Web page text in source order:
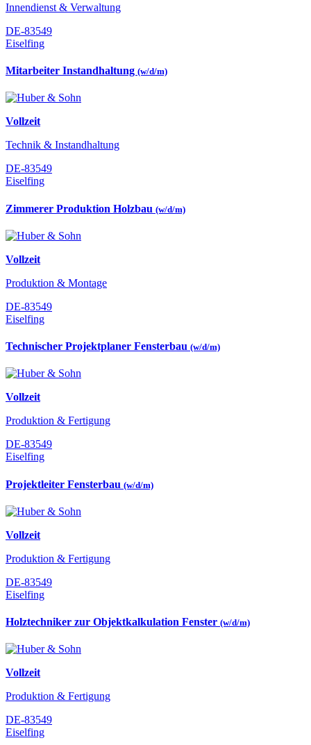
Innendienst & Verwaltung
DE-83549
Eiselfing
Mitarbeiter Instandhaltung (w/d/m)
Vollzeit
Technik & Instandhaltung
DE-83549
Eiselfing
Zimmerer Produktion Holzbau (w/d/m)
Vollzeit
Produktion & Montage
DE-83549
Eiselfing
Technischer Projektplaner Fensterbau (w/d/m)
Vollzeit
Produktion & Fertigung
DE-83549
Eiselfing
Projektleiter Fensterbau (w/d/m)
Vollzeit
Produktion & Fertigung
DE-83549
Eiselfing
Holztechniker zur Objektkalkulation Fenster (w/d/m)
Vollzeit
Produktion & Fertigung
DE-83549
Eiselfing